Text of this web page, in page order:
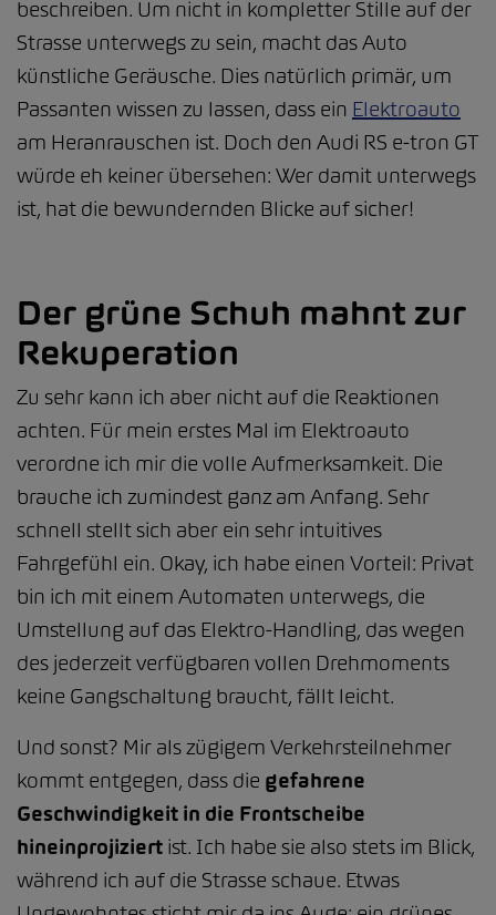
beschreiben. Um nicht in kompletter Stille auf der
Strasse unterwegs zu sein, macht das Auto
künstliche Geräusche. Dies natürlich primär, um
Passanten wissen zu lassen, dass ein Elektroauto
am Heranrauschen ist. Doch den Audi RS e-tron GT
würde eh keiner übersehen: Wer damit unterwegs
ist, hat die bewundernden Blicke auf sicher!
Der grüne Schuh mahnt zur
Rekuperation
Zu sehr kann ich aber nicht auf die Reaktionen
achten. Für mein erstes Mal im Elektroauto
verordne ich mir die volle Aufmerksamkeit. Die
brauche ich zumindest ganz am Anfang. Sehr
schnell stellt sich aber ein sehr intuitives
Fahrgefühl ein. Okay, ich habe einen Vorteil: Privat
bin ich mit einem Automaten unterwegs, die
Umstellung auf das Elektro-Handling, das wegen
des jederzeit verfügbaren vollen Drehmoments
keine Gangschaltung braucht, fällt leicht.
Und sonst? Mir als zügigem Verkehrsteilnehmer
kommt entgegen, dass die gefahrene
Geschwindigkeit in die Frontscheibe
hineinprojiziert ist. Ich habe sie also stets im Blick,
während ich auf die Strasse schaue. Etwas